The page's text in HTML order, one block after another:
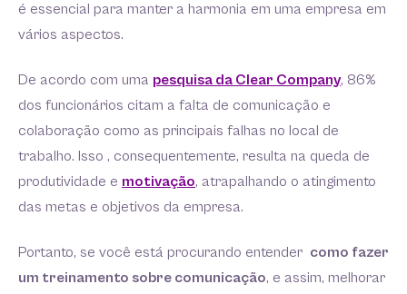
é essencial para manter a harmonia em uma empresa em
vários aspectos.
De acordo com uma pesquisa da Clear Company, 86%
dos funcionários citam a falta de comunicação e
colaboração como as principais falhas no local de
trabalho. Isso , consequentemente, resulta na queda de
produtividade e motivação, atrapalhando o atingimento
das metas e objetivos da empresa.
Portanto, se você está procurando entender como fazer
um treinamento sobre comunicação, e assim, melhorar